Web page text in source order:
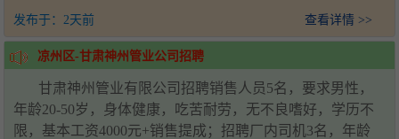
发布于： 2天前 查看详情 >>
凉州区-甘肃神州管业公司招聘
甘肃神州管业有限公司招聘销售人员5名，要求男性，
年龄20-50岁，身体健康，吃苦耐劳，无不良嗜好，学历不
限，基本工资4000元+销售提成；招聘厂内司机3名，年龄